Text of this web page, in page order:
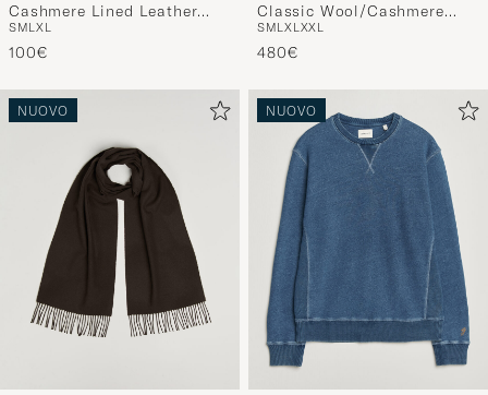
Cashmere Lined Leather
Glove Black
SMLXL
100€
Classic Wool/Cashmere
Coat Black
SMLXLXXL
480€
NUOVO NUOVO